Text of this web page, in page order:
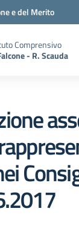
e del Merito
Comprensivo
- R. Scauda